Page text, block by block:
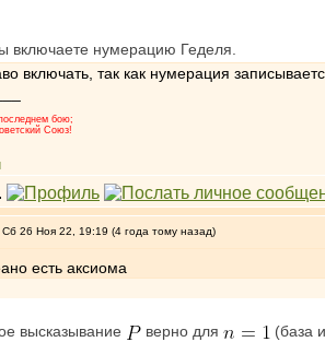
включаете нумерацию Геделя.
включать, так как нумерация
бою;
Союз!
26 Ноя 22, 19:19 (4 года тому назад)
есть аксиома
высказывание верно для (база